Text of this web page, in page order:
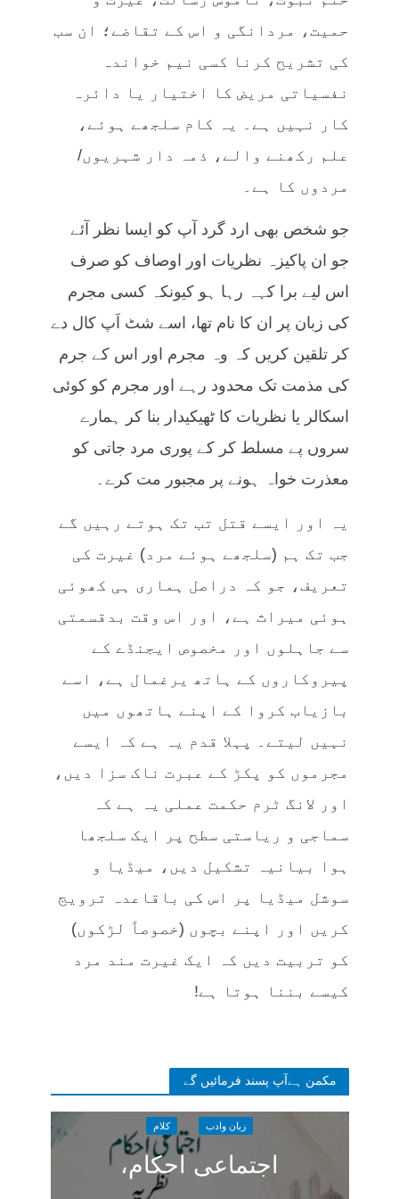
حمیت، مردانگی و اس کے تقاضے؛ ان سب
کی تشریح کرنا کسی نیم خواندہ
نفسیاتی مریض کا اختیار یا دائرہ
کار نہیں ہے۔ یہ کام سلجھے ہوئے،
علم رکھنے والے، ذمہ دار شہریوں/
مردوں کا ہے۔
جو شخص بھی ارد گرد آپ کو ایسا نظر آئے
جو ان پاکیزہ نظریات اور اوصاف کو صرف
اس لیے برا کہہ رہا ہو کیونکہ کسی مجرم
کی زبان پر ان کا نام تھا، اسے شٹ اَپ کال دے
کر تلقین کریں کہ وہ مجرم اور اس کے جرم
کی مذمت تک محدود رہے اور مجرم کو کوئی
اسکالر یا نظریات کا ٹھیکیدار بنا کر ہمارے
سروں پے مسلط کر کے پوری مرد جاتی کو
معذرت خواہ ہونے پر مجبور مت کرے۔
یہ اور ایسے قتل تب تک ہوتے رہیں گے
جب تک ہم (سلجھے ہوئے مرد) غیرت کی
تعریف، جو کہ دراصل ہماری ہی کھوئی
ہوئی میراث ہے، اور اس وقت بدقسمتی
سے جاہلوں اور مخصوص ایجنڈے کے
پیروکاروں کے ہاتھ یرغمال ہے، اسے
بازیاب کروا کے اپنے ہاتھوں میں
نہیں لیتے۔ پہلا قدم یہ ہے کہ ایسے
مجرموں کو پکڑ کے عبرت ناک سزا دیں،
اور لانگ ٹرم حکمت عملی یہ ہے کہ
سماجی و ریاستی سطح پر ایک سلجھا
ہوا بیانیہ تشکیل دیں، میڈیا و
سوشل میڈیا پر اس کی باقاعدہ ترویج
کریں اور اپنے بچوں (خصوصاً لڑکوں)
کو تربیت دیں کہ ایک غیرت مند مرد
کیسے بننا ہوتا ہے!
مکمن ہےآپ پسند فرمائیں گے
زبان وادب کلام
اجتماعی احکام،